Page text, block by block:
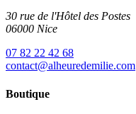
30 rue de l'Hôtel des Postes
06000 Nice
07 82 22 42 68
contact@alheuredemilie.com
Boutique